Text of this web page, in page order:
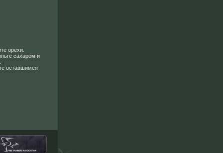
орехи.
сахаром и
оставшимся